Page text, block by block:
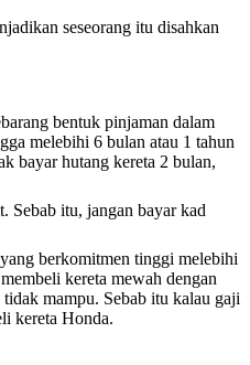
seseorang itu disahkan
bentuk pinjaman dalam
melebihi 6 bulan atau 1 tahun
bayar hutang kereta 2 bulan,
Sebab itu, jangan bayar kad
berkomitmen tinggi melebihi
kereta mewah dengan
mampu. Sebab itu kalau gaji
kereta Honda.